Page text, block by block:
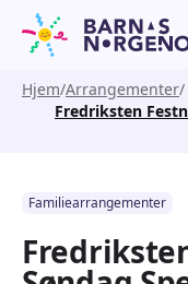
Hjem Arrangementer
Fredriksten
Familiearrangementer